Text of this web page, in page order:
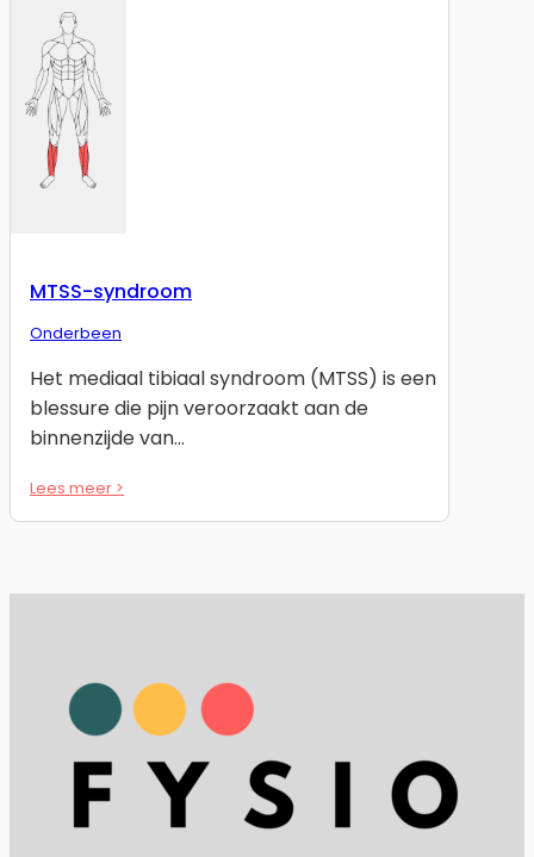
MTSS-syndroom
Onderbeen
Het mediaal tibiaal syndroom (MTSS) is een
blessure die pijn veroorzaakt aan de
binnenzijde van…
Lees meer >